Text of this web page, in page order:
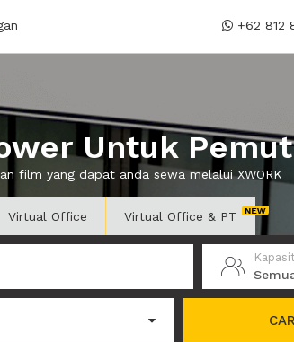
+62 812
Untuk
film yang dapat anda sewa melalui XWORK
Virtual Office Virtual Office & PT